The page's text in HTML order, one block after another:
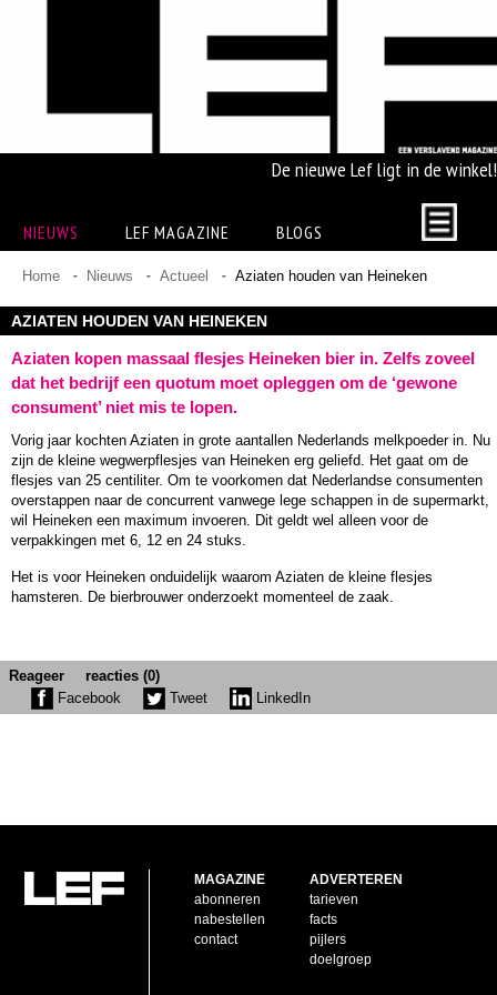
De nieuwe Lef ligt in de winkel!
NIEUWS LEF MAGAZINE BLOGS
Home Nieuws Actueel Aziaten houden van Heineken
AZIATEN HOUDEN VAN HEINEKEN
Aziaten kopen massaal flesjes Heineken bier in. Zelfs zoveel
dat het bedrijf een quotum moet opleggen om de ‘gewone
consument’ niet mis te lopen.
Vorig jaar kochten Aziaten in grote aantallen Nederlands melkpoeder in. Nu
zijn de kleine wegwerpflesjes van Heineken erg geliefd. Het gaat om de
flesjes van 25 centiliter. Om te voorkomen dat Nederlandse consumenten
overstappen naar de concurrent vanwege lege schappen in de supermarkt,
wil Heineken een maximum invoeren. Dit geldt wel alleen voor de
verpakkingen met 6, 12 en 24 stuks.
Het is voor Heineken onduidelijk waarom Aziaten de kleine flesjes
hamsteren. De bierbrouwer onderzoekt momenteel de zaak.
Reageer
reacties (0)
Facebook
Tweet LinkedIn
MAGAZINE
abonneren
nabestellen
contact
ADVERTEREN
tarieven
facts
pijlers
doelgroep